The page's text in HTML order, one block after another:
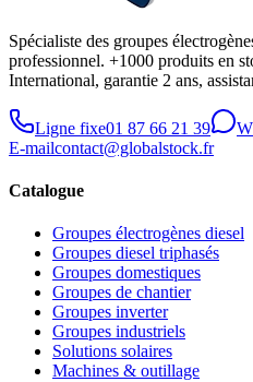
Spécialiste des groupes
professionnel. +1000 produits en
International, garantie 2 ans,
Ligne fixe01 87 66 21 39
E-mailcontact@globalstock.fr
Catalogue
Groupes électrogènes diesel
Groupes diesel triphasés
Groupes domestiques
Groupes de chantier
Groupes inverter
Groupes industriels
Solutions solaires
Machines & outillage